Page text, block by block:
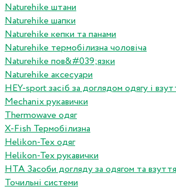
Naturehike штани
Naturehike шапки
Naturehike кепки та панами
Naturehike термобілизна чоловіча
Naturehike пов&#039;язки
Naturehike аксесуари
HEY-sport засіб за доглядом одягу і
Mechanix рукавички
Thermowave одяг
X-Fish Термобілизна
Helikon-Tex одяг
Helikon-Tex рукавички
HTA Засоби догляду за одягом та
Точильні системи